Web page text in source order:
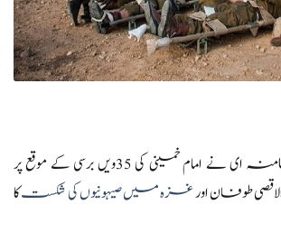
امام خامنہ ای نے امام خمینی کی 35ویں برسی کے موقع پر
طوفان اورغزہ میں صیہونیوں کی شکستکا